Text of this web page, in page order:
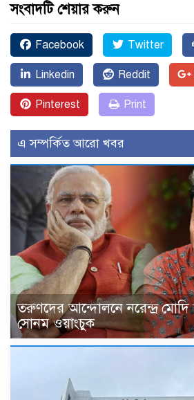
সংবাদটি শেয়ার করুন
Facebook Twitter
Linkedin Reddit
Pinterest Print
এ সম্পর্কিত আরো খবর
তরুণদের আন্দোলনে নরেন্দ্র মোদি
সোনম ওয়াংচুক